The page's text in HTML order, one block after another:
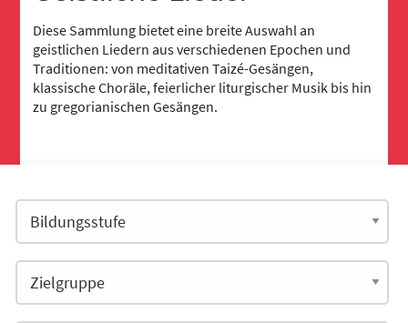
Diese Sammlung bietet eine breite Auswahl an
geistlichen Liedern aus verschiedenen Epochen und
Traditionen: von meditativen Taizé-Gesängen,
klassische Choräle, feierlicher liturgischer Musik bis hin
zu gregorianischen Gesängen.